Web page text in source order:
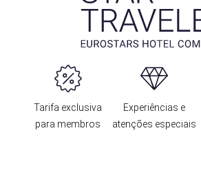
Tarifa exclusiva
para membros
Experiências e
atenções especiais